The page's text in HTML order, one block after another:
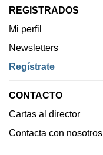
REGISTRADOS
Mi perfil
Newsletters
Regístrate
CONTACTO
Cartas al director
Contacta con nosotros